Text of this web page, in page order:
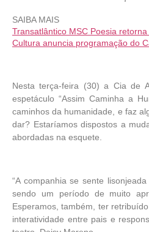
SAIBA MAIS
Transatlântico MSC Poesia
Cultura anuncia programação do
Nesta terça-feira (30) a Cia de
espetáculo “Assim Caminha a
caminhos da humanidade, e faz
dar? Estaríamos dispostos a
abordadas na esquete.
“A companhia se sente
sendo um período de muito
Esperamos, também, ter
interatividade entre pais e